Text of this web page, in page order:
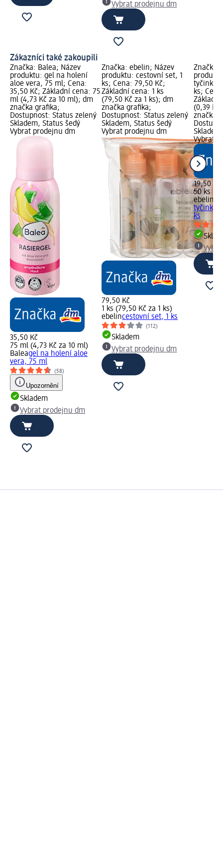
Vybrat prodejnu dm
Zákazníci také zakoupili
Značka: Balea; Název
produktu: gel na holení
aloe vera, 75 ml; Cena:
35,50 Kč; Základní cena: 75
ml (4,73 Kč za 10 ml); dm
značka grafika;
Dostupnost: Status zelený
Skladem, Status šedý
Vybrat prodejnu dm
35,50 Kč
75 ml (4,73 Kč za 10 ml)
Baleagel na holení aloe
vera, 75 ml
(58)
Upozornění
Skladem
Vybrat prodejnu dm
Značka: ebelin; Název
produktu: cestovní set, 1
ks; Cena: 79,50 Kč;
Základní cena: 1 ks
(79,50 Kč za 1 ks); dm
značka grafika;
Dostupnost: Status zelený
Skladem, Status šedý
Vybrat prodejnu dm
79,50 Kč
1 ks (79,50 Kč za 1 ks)
ebelincestovní set, 1 ks
(112)
Skladem
Vybrat prodejnu dm
Značka:
tyčinky
ks;
(0,39 Kč
značka
Vybrat
19,50 Kč
50 ks
ebelin
tyčinky
ks